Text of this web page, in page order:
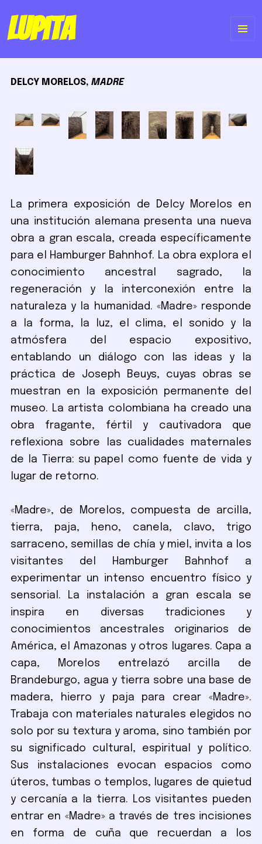
Lupita
DELCY MORELOS,MADRE
La primera exposición de Delcy Morelos en
una institución alemana presenta una nueva
obra a gran escala, creada específicamente
para el Hamburger Bahnhof. La obra explora el
conocimiento ancestral sagrado, la
regeneración y la interconexión entre la
naturaleza y la humanidad. «Madre» responde
a la forma, la luz, el clima, el sonido y la
atmósfera del espacio expositivo,
entablando un diálogo con las ideas y la
práctica de Joseph Beuys, cuyas obras se
muestran en la exposición permanente del
museo. La artista colombiana ha creado una
obra fragante, fértil y cautivadora que
reflexiona sobre las cualidades maternales
de la Tierra: su papel como fuente de vida y
lugar de retorno.
«Madre», de Morelos, compuesta de arcilla,
tierra, paja, heno, canela, clavo, trigo
sarraceno, semillas de chía y miel, invita a los
visitantes del Hamburger Bahnhof a
experimentar un intenso encuentro físico y
sensorial. La instalación a gran escala se
inspira en diversas tradiciones y
conocimientos ancestrales originarios de
América, el Amazonas y otros lugares. Capa a
capa, Morelos entrelazó arcilla de
Brandeburgo, agua y tierra sobre una base de
madera, hierro y paja para crear «Madre».
Trabaja con materiales naturales elegidos no
solo por su textura y aroma, sino también por
su significado cultural, espiritual y político.
Sus instalaciones evocan espacios como
úteros, tumbas o templos, lugares de quietud
y cercanía a la tierra. Los visitantes pueden
entrar en «Madre» a través de tres incisiones
en forma de cuña que recuerdan a los